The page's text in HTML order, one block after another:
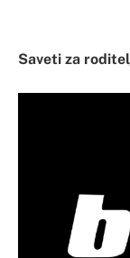
Saveti za